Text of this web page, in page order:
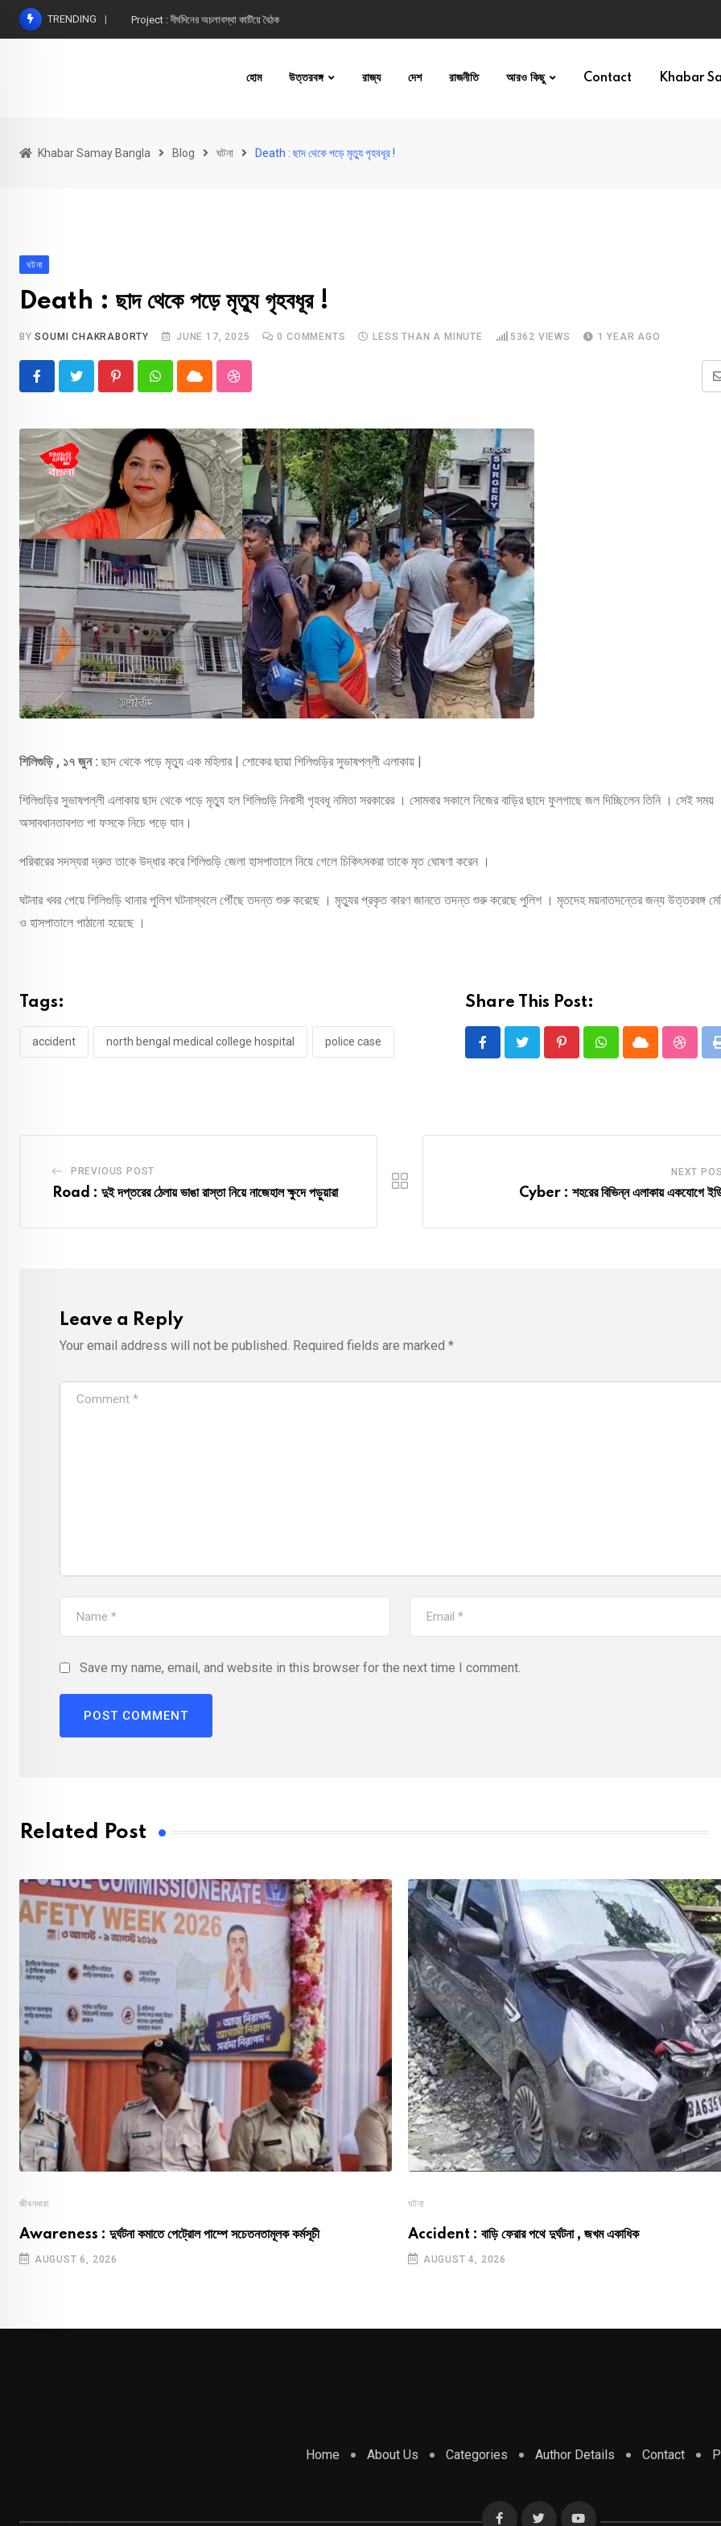
Skip
TRENDING Project : দীর্ঘদিনের অচলাবস্থা কাটিয়ে বৈঠক
হোম উত্তরবঙ্গ রাজ্য দেশ রাজনীতি আরও কিছু Contact Khabar
Khabar Samay Bangla Blog ঘটনা Death : ছাদ থেকে পড়ে মৃত্যু গৃহবধূর !
ঘটনা
Death : ছাদ থেকে পড়ে মৃত্যু গৃহবধূর !
BYSOUMI CHAKRABORTY JUNE 17, 2025 0 COMMENTS LESS THAN A MINUTE 5362 VIEWS 1 YEAR AGO
PinterestWhatsappCloud StumbleUpon
শিলিগুড়ি , ১৭ জুন : ছাদ থেকে পড়ে মৃত্যু এক মহিলার | শোকের ছায়া শিলিগুড়ির সুভাষপল্লী এলাকায় |
শিলিগুড়ির সুভাষপল্লী এলাকায় ছাদ থেকে পড়ে মৃত্যু হল শিলিগুড়ি নিবাসী গৃহবধূ নমিতা সরকারের । সোমবার সকালে নিজের বাড়ির ছাদে ফুলগাছে জল দিচ্ছিলেন তিনি । সেই সময়
অসাবধানতাবশত পা ফসকে নিচে পড়ে যান।
পরিবারের সদস্যরা দ্রুত তাকে উদ্ধার করে শিলিগুড়ি জেলা হাসপাতালে নিয়ে গেলে চিকিৎসকরা তাকে মৃত ঘোষণা করেন ।
ঘটনার খবর পেয়ে শিলিগুড়ি থানার পুলিশ ঘটনাস্থলে পৌঁছে তদন্ত শুরু করেছে । মৃত্যুর প্রকৃত কারণ জানতে তদন্ত শুরু করেছে পুলিশ । মৃতদেহ ময়নাতদন্তের জন্য উত্তরবঙ্গ
ও হাসপাতালে পাঠানো হয়েছে ।
Tags:
accident north bengal medical college hospital police case
Share This Post:
PinterestWhatsappCloud
PREVIOUS POST
Road : দুই দপ্তরের ঠেলায় ভাঙা রাস্তা নিয়ে নাজেহাল ক্ষুদে পড়ুয়ারা
NEXT
Cyber : শহরের বিভিন্ন এলাকায় একযোগে
Leave a Reply
Your email address will not be published. Required fields are marked *
Save my name, email, and website in this browser for the next time I comment.
Related Post
জীবনধারা
Awareness : দুর্ঘটনা কমাতে পেট্রোল পাম্পে সচেতনতামূলক কর্মসূচী
AUGUST 6, 2026
ঘটনা
Accident : বাড়ি ফেরার পথে দুর্ঘটনা , জখম একাধিক
AUGUST 4, 2026
Home About Us Categories Author Details Contact